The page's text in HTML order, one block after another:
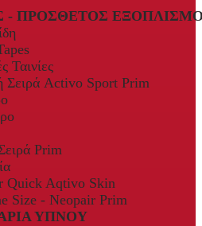
- ΠΡΌΣΘΕΤΟΣ
Ταινίες
Σειρά Activo Sport Prim
Prim
Quick Aqtivo Skin
Size - Neopair Prim
ΎΠΝΟΥ